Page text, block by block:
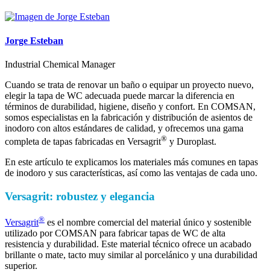
Jorge Esteban
Industrial Chemical Manager
Cuando se trata de renovar un baño o equipar un proyecto nuevo,
elegir la tapa de WC adecuada puede marcar la diferencia en
términos de durabilidad, higiene, diseño y confort. En COMSAN,
somos especialistas en la fabricación y distribución de asientos de
inodoro con altos estándares de calidad, y ofrecemos una gama
completa de tapas fabricadas en Versagrit® y Duroplast.
En este artículo te explicamos los materiales más comunes en tapas
de inodoro y sus características, así como las ventajas de cada uno.
Versagrit: robustez y elegancia
Versagrit® es el nombre comercial del material único y sostenible
utilizado por COMSAN para fabricar tapas de WC de alta
resistencia y durabilidad. Este material técnico ofrece un acabado
brillante o mate, tacto muy similar al porcelánico y una durabilidad
superior.